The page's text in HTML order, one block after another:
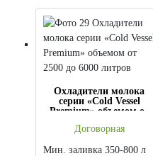
Охладители молока
серии «Cold Vessel
Premium» объемом от
Договорная
Мин. заливка 350-800 л